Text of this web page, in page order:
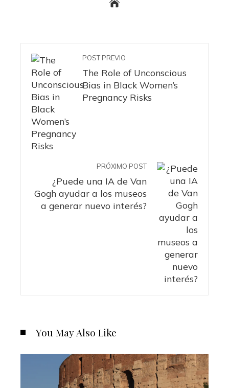
POST PREVIO
The Role of Unconscious
Bias in Black Women’s
Pregnancy Risks
PRÓXIMO POST
¿Puede una IA de Van
Gogh ayudar a los museos
a generar nuevo interés?
You May Also Like